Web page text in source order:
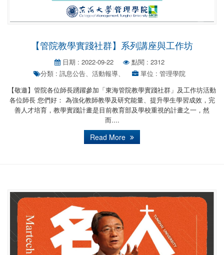
【管院教學實踐社群】系列講座與工作坊
日期 : 2022-09-22
點閱 : 2312
分類 : 訊息公告、活動報導、
單位 : 管理學院
【敬邀】管院各位師長踴躍參加「東海管院教學實踐社群」及工作坊活動
各位師長 您們好： 為強化教師教學及研究能量、提升學生學習成效，完
善人才培育，教學實踐計畫是目前教育部及學校重視的計畫之一，然
而....
Read More